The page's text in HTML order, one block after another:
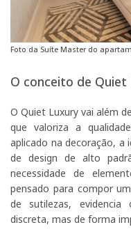
Foto da Suíte Master do
O conceito de Quiet
O Quiet Luxury vai além
que valoriza a
aplicado na decoração, a
de design de alto
necessidade de
pensado para compor
de sutilezas,
discreta, mas de forma